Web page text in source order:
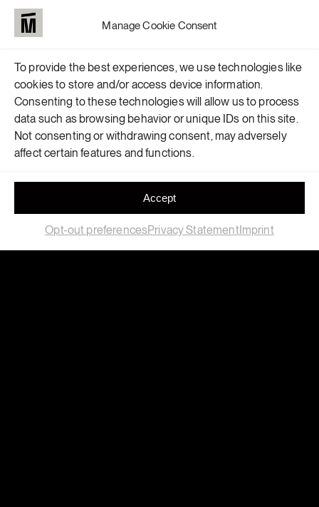
Manage Cookie Consent
To provide the best experiences, we use technologies like
cookies to store and/or access device information.
Consenting to these technologies will allow us to process
data such as browsing behavior or unique IDs on this site.
Not consenting or withdrawing consent, may adversely
affect certain features and functions.
Accept
Opt-out preferencesPrivacy StatementImprint
LM
203
08019 Barcelona, Spain
LMZGZ
Veguilla,
50400 Cariñena,
Zaragoza
+34 937 420 927
3DPRINT@LAMAQUINA.IO
LUN — VIE
9:00 — 18:00
Instagram